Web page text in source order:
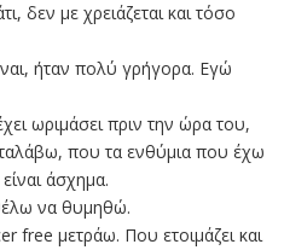
δεν με χρειάζεται και τόσο
ήταν πολύ γρήγορα. Εγώ
ωριμάσει πριν την ώρα του,
που τα ενθύμια που έχω
άσχημα.
να θυμηθώ.
free μετράω. Που ετοιμάζει και